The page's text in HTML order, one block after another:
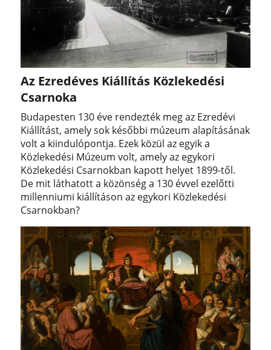
Az Ezredéves Kiállítás Közlekedési
Csarnoka
Budapesten 130 éve rendezték meg az Ezredévi
Kiállítást, amely sok későbbi múzeum alapításának
volt a kiindulópontja. Ezek közül az egyik a
Közlekedési Múzeum volt, amely az egykori
Közlekedési Csarnokban kapott helyet 1899-től.
De mit láthatott a közönség a 130 évvel ezelőtti
millenniumi kiállításon az egykori Közlekedési
Csarnokban?